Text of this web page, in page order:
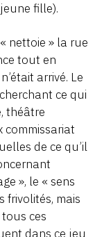
fille).
nettoie » la rue
tout en
arrivé. Le
ce qui
théâtre
commissariat
de ce qu’il
», le « sens
frivolités, mais
ces
dans ce jeu